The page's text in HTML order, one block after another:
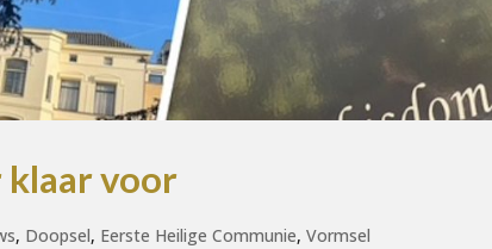
klaar voor
, Doopsel, Eerste Heilige Communie,Vormsel